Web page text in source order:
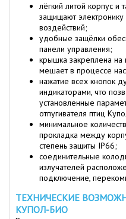
лёгкий литой корпус
защищают электронику
воздействий;
удобные защёлки
панели управления;
крышка закреплена на
мешает в процессе
нажатие всех кнопок
индикаторами, что
установленные
отпугивателя птиц
минимальное
прокладка между
степень защиты IP66;
соединительные
излучателей
подключение,
ТЕХНИЧЕСКИЕ
КУПОЛ-БИО